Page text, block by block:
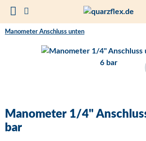
Manometer Anschluss unten
Manometer 1/4"
bar